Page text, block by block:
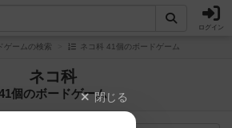
ログイン
ゲームの検索 ネコ科 41個のボードゲーム
ネコ科
個のボードゲーム閉じる